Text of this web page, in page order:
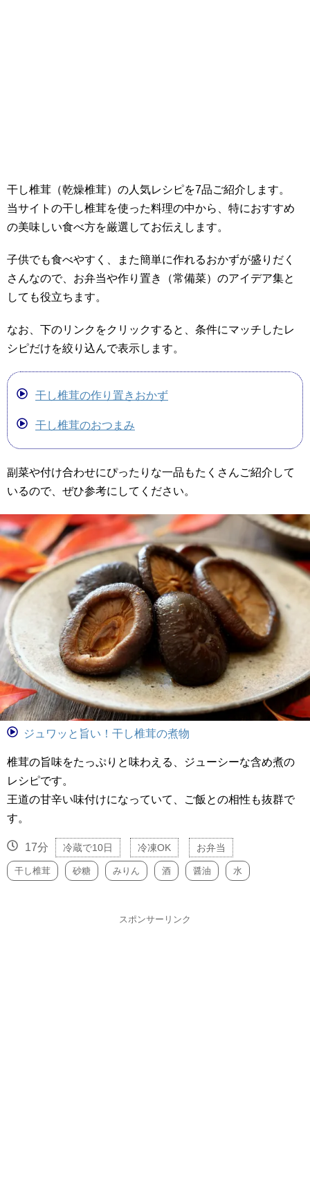
干し椎茸（乾燥椎茸）の人気レシピを7品ご紹介します。
当サイトの干し椎茸を使った料理の中から、特におすすめ
の美味しい食べ方を厳選してお伝えします。
子供でも食べやすく、また簡単に作れるおかずが盛りだく
さんなので、お弁当や作り置き（常備菜）のアイデア集と
しても役立ちます。
なお、下のリンクをクリックすると、条件にマッチしたレ
シピだけを絞り込んで表示します。
干し椎茸の作り置きおかず
干し椎茸のおつまみ
副菜や付け合わせにぴったりな一品もたくさんご紹介して
いるので、ぜひ参考にしてください。
ジュワッと旨い！干し椎茸の煮物
椎茸の旨味をたっぷりと味わえる、ジューシーな含め煮の
レシピです。
王道の甘辛い味付けになっていて、ご飯との相性も抜群で
す。
17分 冷蔵で10日 冷凍OK お弁当
干し椎茸 砂糖 みりん 酒 醤油 水
スポンサーリンク